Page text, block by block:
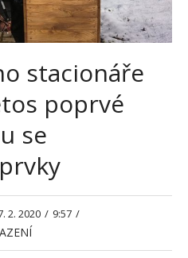
stacionáře
poprvé
se
2. 2020 / 9:57 /